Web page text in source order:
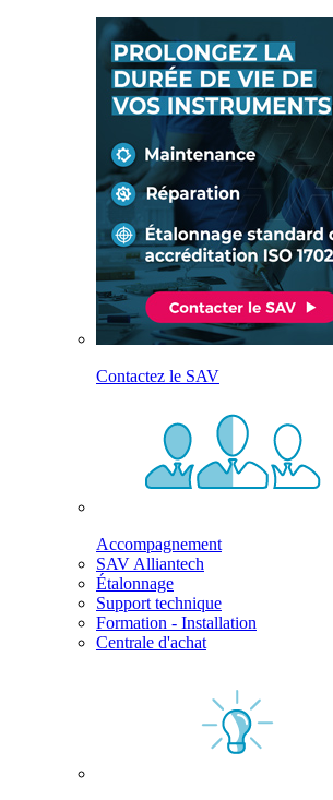
Contactez le SAV
Accompagnement
SAV Alliantech
Étalonnage
Support technique
Formation - Installation
Centrale d'achat